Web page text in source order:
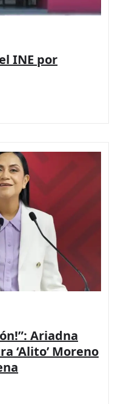
INE por
Ariadna
‘Alito’ Moreno